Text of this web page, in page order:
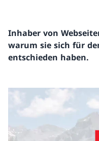
Inhaber von
warum sie sich für
entschieden haben.